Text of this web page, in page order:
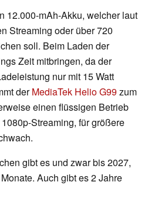
12.000-mAh-Akku, welcher laut
Streaming oder über 720
soll. Beim Laden der
Zeit mitbringen, da der
nur mit 15 Watt
derMediaTek Helio G99zum
einen flüssigen Betrieb
Streaming, für größere
gibt es und zwar bis 2027,
Auch gibt es 2 Jahre